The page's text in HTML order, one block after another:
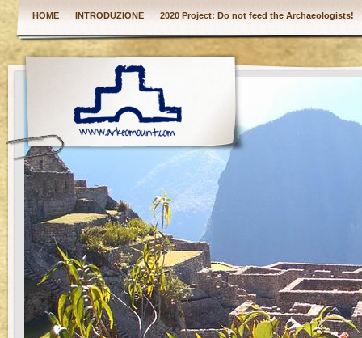
HOME INTRODUZIONE 2020 Project: Do not feed the Archaeologists!